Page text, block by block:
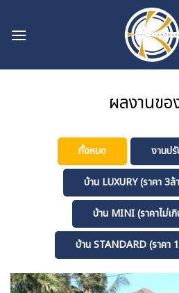
content
ผลงานขอ
ทั้งหมด งานป
บ้าน LUXURY (ราคา 3ล้
บ้าน MINI (ราคาไม่เ
บ้าน STANDARD (ราคา